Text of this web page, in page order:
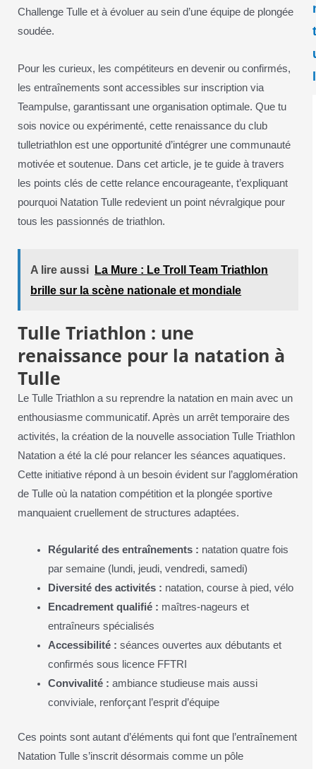
Challenge Tulle et à évoluer au sein d’une équipe de plongée
soudée.
Pour les curieux, les compétiteurs en devenir ou confirmés,
les entraînements sont accessibles sur inscription via
Teampulse, garantissant une organisation optimale. Que tu
sois novice ou expérimenté, cette renaissance du club
tulletriathlon est une opportunité d’intégrer une communauté
motivée et soutenue. Dans cet article, je te guide à travers
les points clés de cette relance encourageante, t’expliquant
pourquoi Natation Tulle redevient un point névralgique pour
tous les passionnés de triathlon.
A lire aussi
La Mure : Le Troll Team Triathlon
brille sur la scène nationale et mondiale
Tulle Triathlon : une
renaissance pour la natation à
Tulle
Le Tulle Triathlon a su reprendre la natation en main avec un
enthousiasme communicatif. Après un arrêt temporaire des
activités, la création de la nouvelle association Tulle Triathlon
Natation a été la clé pour relancer les séances aquatiques.
Cette initiative répond à un besoin évident sur l’agglomération
de Tulle où la natation compétition et la plongée sportive
manquaient cruellement de structures adaptées.
Régularité des entraînements : natation quatre fois
par semaine (lundi, jeudi, vendredi, samedi)
Diversité des activités : natation, course à pied, vélo
Encadrement qualifié : maîtres-nageurs et
entraîneurs spécialisés
Accessibilité : séances ouvertes aux débutants et
confirmés sous licence FFTRI
Convivalité : ambiance studieuse mais aussi
conviviale, renforçant l’esprit d’équipe
Ces points sont autant d’éléments qui font que l’entraînement
Natation Tulle s’inscrit désormais comme un pôle